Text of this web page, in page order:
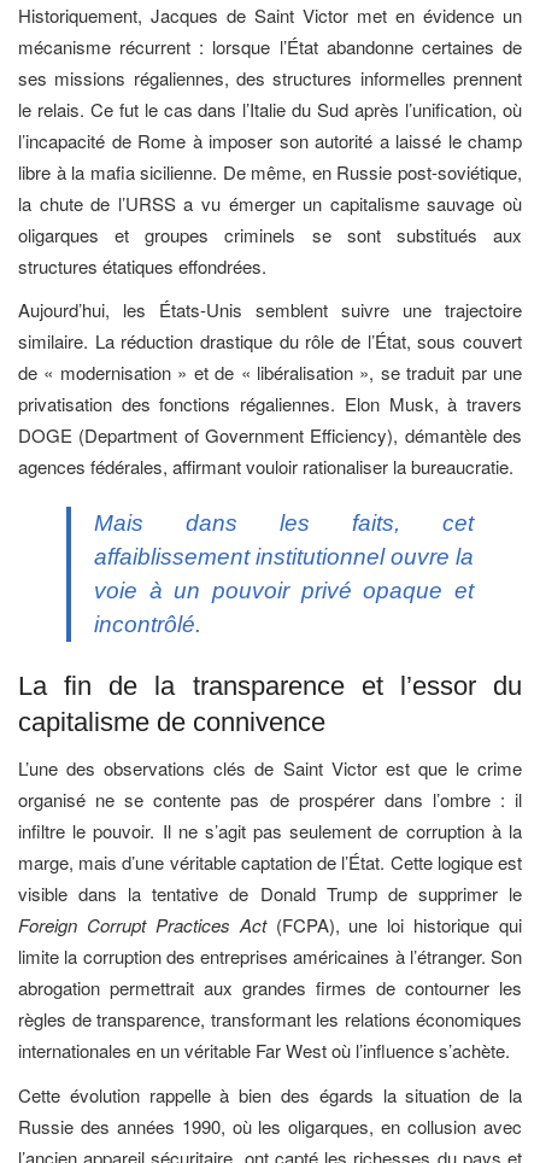
Historiquement, Jacques de Saint Victor met en évidence un
mécanisme récurrent : lorsque l’État abandonne certaines de
ses missions régaliennes, des structures informelles prennent
le relais. Ce fut le cas dans l’Italie du Sud après l’unification, où
l’incapacité de Rome à imposer son autorité a laissé le champ
libre à la mafia sicilienne. De même, en Russie post-soviétique,
la chute de l’URSS a vu émerger un capitalisme sauvage où
oligarques et groupes criminels se sont substitués aux
structures étatiques effondrées.
Aujourd’hui, les États-Unis semblent suivre une trajectoire
similaire. La réduction drastique du rôle de l’État, sous couvert
de « modernisation » et de « libéralisation », se traduit par une
privatisation des fonctions régaliennes. Elon Musk, à travers
DOGE (Department of Government Efficiency), démantèle des
agences fédérales, affirmant vouloir rationaliser la bureaucratie.
Mais dans les faits, cet
affaiblissement institutionnel ouvre la
voie à un pouvoir privé opaque et
incontrôlé.
La fin de la transparence et l’essor du
capitalisme de connivence
L’une des observations clés de Saint Victor est que le crime
organisé ne se contente pas de prospérer dans l’ombre : il
infiltre le pouvoir. Il ne s’agit pas seulement de corruption à la
marge, mais d’une véritable captation de l’État. Cette logique est
visible dans la tentative de Donald Trump de supprimer le
Foreign Corrupt Practices Act(FCPA), une loi historique qui
limite la corruption des entreprises américaines à l’étranger. Son
abrogation permettrait aux grandes firmes de contourner les
règles de transparence, transformant les relations économiques
internationales en un véritable Far West où l’influence s’achète.
Cette évolution rappelle à bien des égards la situation de la
Russie des années 1990, où les oligarques, en collusion avec
l’ancien appareil sécuritaire, ont capté les richesses du pays et